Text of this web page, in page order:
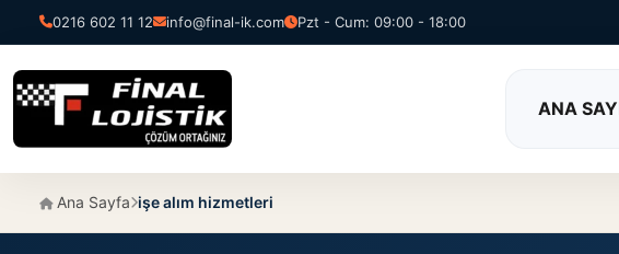
0216 602 11 12 info@final-ik.com Pzt - Cum: 09:00 - 18:00
ANA
Ana Sayfa işe alım hizmetleri